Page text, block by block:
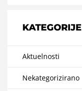
KATEGORIJE
Aktuelnosti
Nekategorizirano